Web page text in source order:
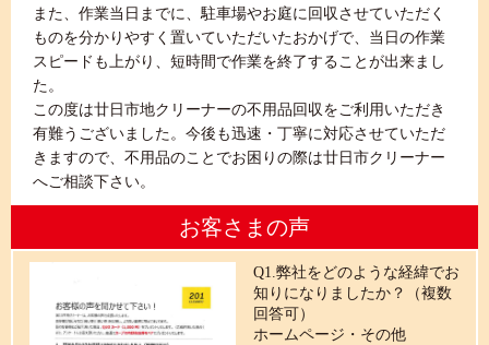
また、作業当日までに、駐車場やお庭に回収させていただく
ものを分かりやすく置いていただいたおかげで、当日の作業
スピードも上がり、短時間で作業を終了することが出来まし
た。
この度は廿日市地クリーナーの不用品回収をご利用いただき
有難うございました。今後も迅速・丁寧に対応させていただ
きますので、不用品のことでお困りの際は廿日市クリーナー
へご相談下さい。
お客さまの声
Q1.弊社をどのような経緯でお
知りになりましたか？（複数
回答可）
ホームページ・その他